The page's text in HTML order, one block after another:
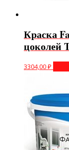
Краска
цоколей
3304,00₽